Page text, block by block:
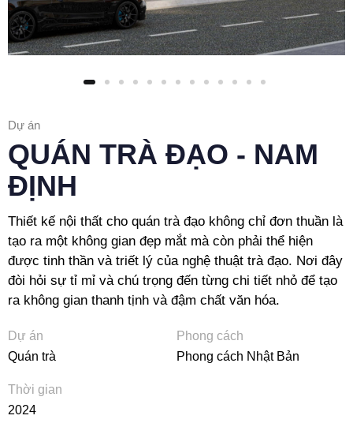
Dự án
QUÁN TRÀ ĐẠO - NAM
ĐỊNH
Thiết kế nội thất cho quán trà đạo không chỉ đơn thuần là
tạo ra một không gian đẹp mắt mà còn phải thể hiện
được tinh thần và triết lý của nghệ thuật trà đạo. Nơi đây
đòi hỏi sự tỉ mỉ và chú trọng đến từng chi tiết nhỏ để tạo
ra không gian thanh tịnh và đậm chất văn hóa.
Dự án
Quán trà
Phong cách
Phong cách Nhật Bản
Thời gian
2024